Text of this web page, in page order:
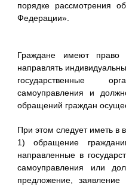
порядке рассмотрения
Федерации».
Граждане имеют право
направлять
государственные
самоуправления и
обращений граждан
При этом следует иметь в
1) обращение
направленные в
самоуправления или
предложение,